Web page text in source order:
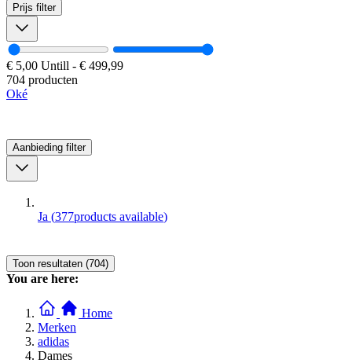
Prijs filter
€ 5,00 Untill - € 499,99
704 producten
Oké
Aanbieding filter
Ja (377products available)
Toon resultaten (704)
You are here:
Home
Merken
adidas
Dames